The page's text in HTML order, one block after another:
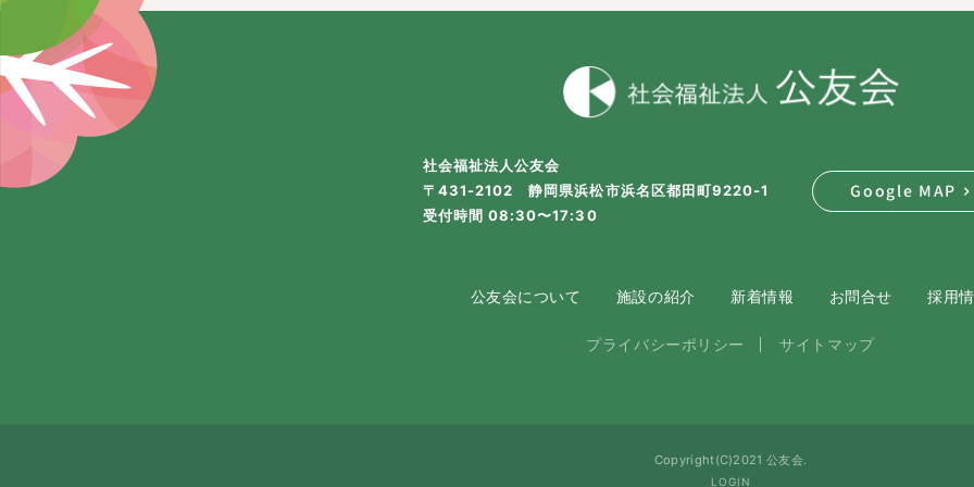
社会福祉法人公友会
〒431-2102 静岡県浜松市浜名区都田町9220-1
受付時間 08:30〜17:30
Google MAP
公友会について 施設の紹介 新着情報 お問合せ 採用
プライバシーポリシー サイトマップ
Copyright(C)2021 公友会.
LOGIN